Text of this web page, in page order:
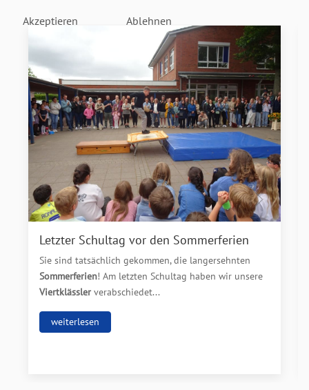
Letzter Schultag vor den Sommerferien
Sie sind tatsächlich gekommen, die langersehnten
Sommerferien! Am letzten Schultag haben wir unsere
Viertklässler verabschiedet...
weiterlesen
Akzeptieren Ablehnen